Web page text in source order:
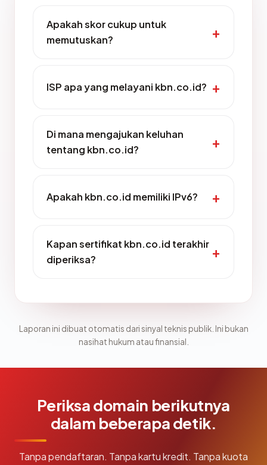
Apakah skor cukup untuk
memutuskan?
ISP apa yang melayani kbn.co.id?
Di mana mengajukan keluhan
tentang kbn.co.id?
Apakah kbn.co.id memiliki IPv6?
Kapan sertifikat kbn.co.id terakhir
diperiksa?
Laporan ini dibuat otomatis dari sinyal teknis publik. Ini bukan
nasihat hukum atau finansial.
Periksa domain berikutnya
dalam beberapa detik.
Tanpa pendaftaran. Tanpa kartu kredit. Tanpa kuota